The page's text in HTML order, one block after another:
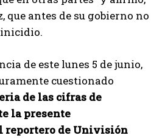
que antes de su gobierno no
de este lunes 5 de junio,
cuestionado
de las cifras de
la presente
reportero de Univisión